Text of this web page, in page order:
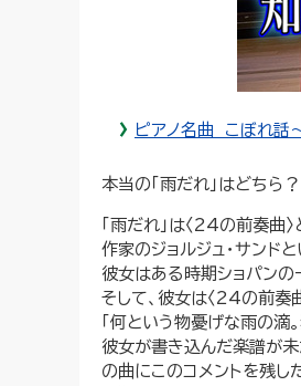
ピアノ名曲 こぼれ話
本当の「雨だれ」はどちら？
「雨だれ」は〈24の前奏曲
作家のジョルジュ・サンド
彼女はある時期ショパンの
そして、彼女は〈24の前奏
「何という物憂げな雨の滴
彼女が書き込んだ楽譜が未
の曲にこのコメントを残し